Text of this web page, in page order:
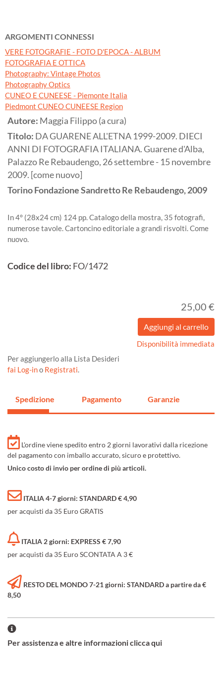
ARGOMENTI CONNESSI
VERE FOTOGRAFIE - FOTO D'EPOCA - ALBUM
FOTOGRAFIA E OTTICA
Photography: Vintage Photos
Photography Optics
CUNEO E CUNEESE - Piemonte Italia
Piedmont CUNEO CUNEESE Region
Autore: Maggia Filippo (a cura)
Titolo: DA GUARENE ALL'ETNA 1999-2009. DIECI
ANNI DI FOTOGRAFIA ITALIANA. Guarene d'Alba,
Palazzo Re Rebaudengo, 26 settembre - 15 novembre
2009. [come nuovo]
TorinoFondazione Sandretto Re Rebaudengo,2009
In 4° (28x24 cm) 124 pp. Catalogo della mostra, 35 fotografi,
numerose tavole. Cartoncino editoriale a grandi risvolti. Come
nuovo.
Codice del libro: FO/1472
25,00 €
Disponibilità immediata
Per aggiungerlo alla Lista Desideri
fai Log-ino Registrati.
Spedizione Pagamento Garanzie
L'ordine viene spedito entro 2 giorni lavorativi dalla ricezione
del pagamento con imballo accurato, sicuro e protettivo.
Unico costo di invio per ordine di più articoli.
ITALIA 4-7 giorni: STANDARD € 4,90
per acquisti da 35 Euro GRATIS
ITALIA 2 giorni: EXPRESS € 7,90
per acquisti da 35 Euro SCONTATA A 3 €
RESTO DEL MONDO 7-21 giorni: STANDARD a partire da €
8,50
Per assistenza e altre informazioni clicca qui